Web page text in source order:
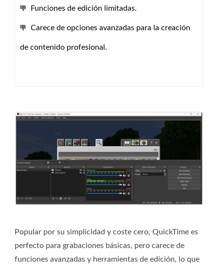
Funciones de edición limitadas.
Carece de opciones avanzadas para la creación
de contenido profesional.
Popular por su simplicidad y coste cero, QuickTime es
perfecto para grabaciones básicas, pero carece de
funciones avanzadas y herramientas de edición, lo que